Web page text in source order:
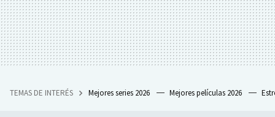
TEMAS DE INTERÉS Mejores series 2026 Mejores películas 2026